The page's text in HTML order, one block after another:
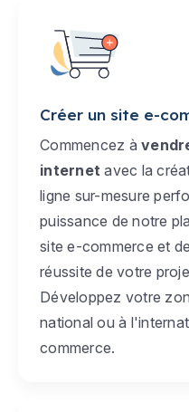
Créer un site e-
Commencez à
internet avec la
ligne sur-mesure
puissance de notre
site e-commerce et
réussite de votre
Développez votre
national ou à
commerce.